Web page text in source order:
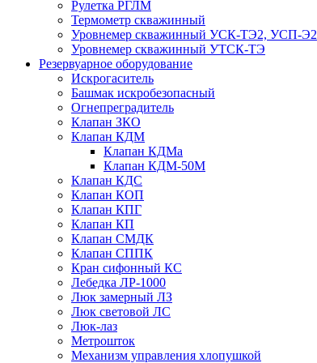
Рулетка РГЛМ
Термометр скважинный
Уровнемер скважинный УСК-ТЭ2, УСП-Э2
Уровнемер скважинный УТСК-ТЭ
Резервуарное оборудование
Искрогаситель
Башмак искробезопасный
Огнепреградитель
Клапан ЗКО
Клапан КДМ
Клапан КДМа
Клапан КДМ-50М
Клапан КДС
Клапан КОП
Клапан КПГ
Клапан КП
Клапан СМДК
Клапан СППК
Кран сифонный КС
Лебедка ЛР-1000
Люк замерный ЛЗ
Люк световой ЛС
Люк-лаз
Метрошток
Механизм управления хлопушкой